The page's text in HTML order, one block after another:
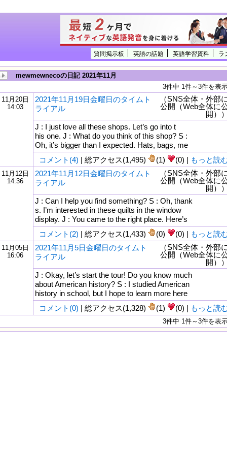
質問掲示板 英語の話題 英語学習資料 ラ
mewmewnecoの日記 2021年11月
3件中 1件～3件を表
11月20日
14:03
2021年11月19日金曜日のタイムト
ライアル
（SNS全体・外部
公開（Web全体に
開）
J : I just love all these shops. Let’s go into t
his one. J : What do you think of this shop? S :
Oh, it’s bigger than I expected. Hats, bags, me
コメント(4) | 総アクセス(1,495) (1) (0) | もっと読
11月12日
14:36
2021年11月12日金曜日のタイムト
ライアル
（SNS全体・外部
公開（Web全体に
開）
J : Can I help you find something? S : Oh, thank
s. I’m interested in these quilts in the window
display. J : You came to the right place. Here’s
コメント(2) | 総アクセス(1,433) (0) (0) | もっと読
11月05日
16:06
2021年11月5日金曜日のタイムト
ライアル
（SNS全体・外部
公開（Web全体に
開）
J : Okay, let’s start the tour! Do you know much
about American history? S : I studied American
history in school, but I hope to learn more here
コメント(0) | 総アクセス(1,328) (1) (0) | もっと読
3件中 1件～3件を表